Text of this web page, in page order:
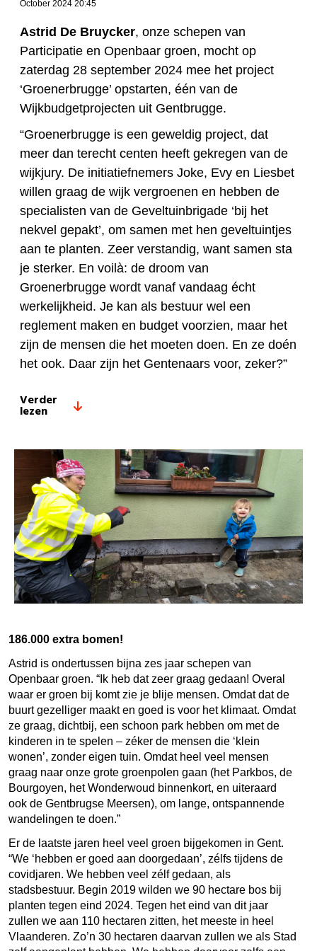
October 2024 20:45
Astrid De Bruycker, onze schepen van
Participatie en Openbaar groen, mocht op
zaterdag 28 september 2024 mee het project
‘Groenerbrugge’ opstarten, één van de
Wijkbudgetprojecten uit Gentbrugge.
“Groenerbrugge is een geweldig project, dat
meer dan terecht centen heeft gekregen van de
wijkjury. De initiatiefnemers Joke, Evy en Liesbet
willen graag de wijk vergroenen en hebben de
specialisten van de Geveltuinbrigade ‘bij het
nekvel gepakt’, om samen met hen geveltuintjes
aan te planten. Zeer verstandig, want samen sta
je sterker. En voilà: de droom van
Groenerbrugge wordt vanaf vandaag écht
werkelijkheid. Je kan als bestuur wel een
reglement maken en budget voorzien, maar het
zijn de mensen die het moeten doen. En ze doén
het ook. Daar zijn het Gentenaars voor, zeker?”
Verder
lezen
186.000 extra bomen!
Astrid is ondertussen bijna zes jaar schepen van
Openbaar groen. “Ik heb dat zeer graag gedaan! Overal
waar er groen bij komt zie je blije mensen. Omdat dat de
buurt gezelliger maakt en goed is voor het klimaat. Omdat
ze graag, dichtbij, een schoon park hebben om met de
kinderen in te spelen – zéker de mensen die ‘klein
wonen’, zonder eigen tuin. Omdat heel veel mensen
graag naar onze grote groenpolen gaan (het Parkbos, de
Bourgoyen, het Wonderwoud binnenkort, en uiteraard
ook de Gentbrugse Meersen), om lange, ontspannende
wandelingen te doen.”
Er de laatste jaren heel veel groen bijgekomen in Gent.
“We ‘hebben er goed aan doorgedaan’, zélfs tijdens de
covidjaren. We hebben veel zélf gedaan, als
stadsbestuur. Begin 2019 wilden we 90 hectare bos bij
planten tegen eind 2024. Tegen het eind van dit jaar
zullen we aan 110 hectaren zitten, het meeste in heel
Vlaanderen. Zo’n 30 hectaren daarvan zullen we als Stad